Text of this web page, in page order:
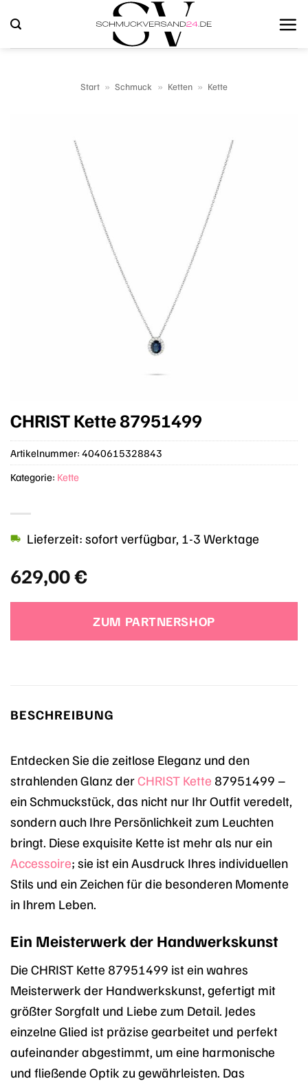
Inhalt
springen
Start » Schmuck » Ketten » Kette
CHRIST Kette 87951499
629,00€
Lieferzeit: sofort verfügbar, 1-3 Werktage
ZUM PARTNERSHOP
Artikelnummer: 4040615328843
Kategorie: Kette
BESCHREIBUNG
Entdecken Sie die zeitlose Eleganz und den
strahlenden Glanz derCHRIST Kette 87951499 –
ein Schmuckstück, das nicht nur Ihr Outfit veredelt,
sondern auch Ihre Persönlichkeit zum Leuchten
bringt. Diese exquisite Kette ist mehr als nur ein
Accessoire; sie ist ein Ausdruck Ihres individuellen
Stils und ein Zeichen für die besonderen Momente
in Ihrem Leben.
Ein Meisterwerk der Handwerkskunst
Die CHRIST Kette 87951499 ist ein wahres
Meisterwerk der Handwerkskunst, gefertigt mit
größter Sorgfalt und Liebe zum Detail. Jedes
einzelne Glied ist präzise gearbeitet und perfekt
aufeinander abgestimmt, um eine harmonische
und fließende Optik zu gewährleisten. Das